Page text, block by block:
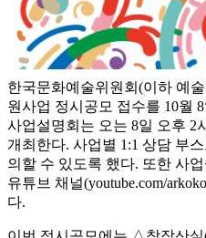
한국문화예술위원회(이하 예
원사업 정시공모 접수를 10월
사업설명회는 오는 8일 오후 2
개최한다. 사업별 1:1 상담 부
의할 수 있도록 했다. 또한 사
유튜브 채널(youtube.com/
다.